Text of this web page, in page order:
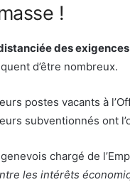
!
des
d’être nombreux.
postes vacants à
subventionnés ont
chargé de
les intérêts